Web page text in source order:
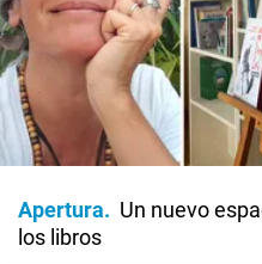
Apertura
Un nuevo
los libros